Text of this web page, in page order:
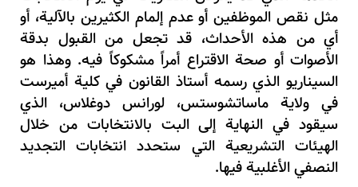
مثل نقص الموظفين أو عدم إلمام الكثيرين بالآلية، أو
أي من هذه الأحداث، قد تجعل من القبول بدقة
الأصوات أو صحة الاقتراع أمراً مشكوكاً فيه. وهذا هو
السيناريو الذي رسمه أستاذ القانون في كلية أميرست
في ولاية ماساتشوستس، لورانس دوغلاس، الذي
سيقود في النهاية إلى البت بالانتخابات من خلال
الهيئات التشريعية التي ستحدد انتخابات التجديد
النصفي الأغلبية فيها.